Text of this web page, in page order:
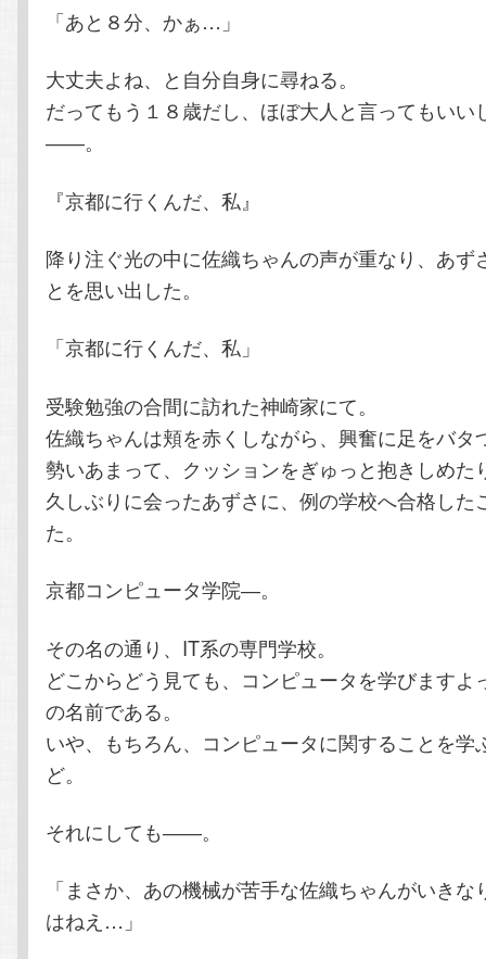
「あと８分、かぁ…」
大丈夫よね、と自分自身に尋ねる。
だってもう１８歳だし、ほぼ大人と言ってもいい
――。
『京都に行くんだ、私』
降り注ぐ光の中に佐織ちゃんの声が重なり、あず
とを思い出した。
「京都に行くんだ、私」
受験勉強の合間に訪れた神崎家にて。
佐織ちゃんは頬を赤くしながら、興奮に足をバタ
勢いあまって、クッションをぎゅっと抱きしめた
久しぶりに会ったあずさに、例の学校へ合格した
た。
京都コンピュータ学院―。
その名の通り、IT系の専門学校。
どこからどう見ても、コンピュータを学びますよ
の名前である。
いや、もちろん、コンピュータに関することを学
ど。
それにしても――。
「まさか、あの機械が苦手な佐織ちゃんがいき
はねえ…」